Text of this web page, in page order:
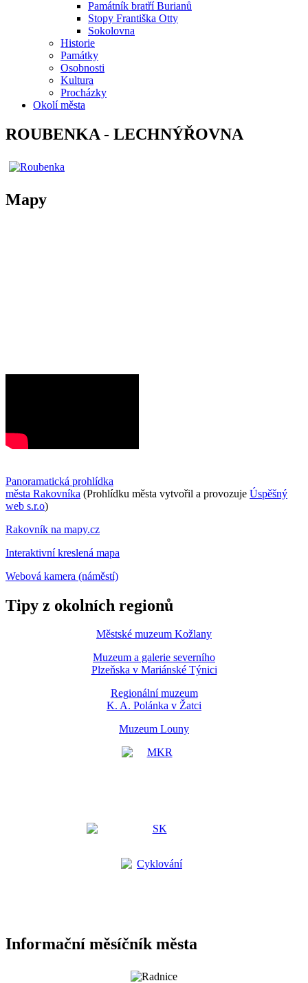
Památník bratří Burianů
Stopy Františka Otty
Sokolovna
Historie
Památky
Osobnosti
Kultura
Procházky
Okolí města
ROUBENKA - LECHNÝŘOVNA
Mapy
Panoramatická prohlídka
města Rakovníka (Prohlídku města vytvořil a provozuje Úspěšný
web s.r.o)
Rakovník na mapy.cz
Interaktivní kreslená mapa
Webová kamera (náměstí)
Tipy z okolních regionů
Městské muzeum Kožlany
Muzeum a galerie severního
Plzeňska v Mariánské Týnici
Regionální muzeum
K. A. Polánka v Žatci
Muzeum Louny
Informační měsíčník města